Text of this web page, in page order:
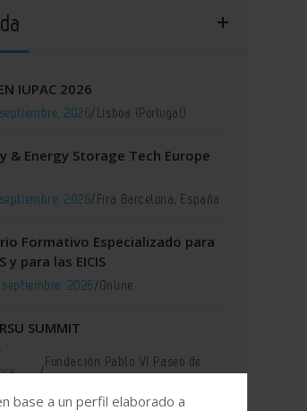
IUPAC 2026
2026/Lisboa (Portugal)
& Energy Storage Tech Europe
2026/Fira Barcelona, España
Formativo Especializado para
y para las EICIS
septiembre, 2026/Online
SUMMIT
/
Fundación Pablo VI Paseo de
base a un perfil elaborado a